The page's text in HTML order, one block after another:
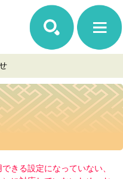
きる設定になっていない、